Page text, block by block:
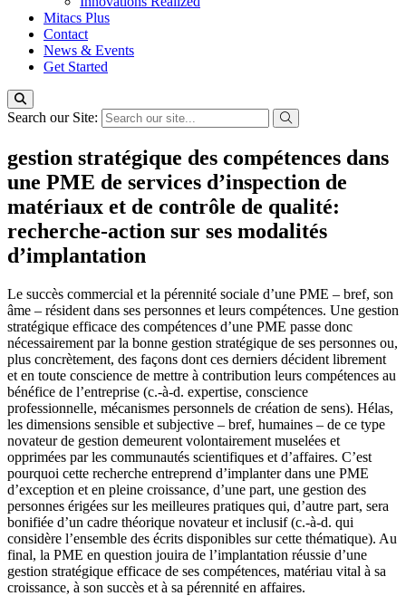
Mitacs Plus
Contact
News & Events
Get Started
Search our Site:
gestion stratégique des compétences dans
une PME de services d’inspection de
matériaux et de contrôle de qualité:
recherche-action sur ses modalités
d’implantation
Le succès commercial et la pérennité sociale d’une PME – bref, son
âme – résident dans ses personnes et leurs compétences. Une gestion
stratégique efficace des compétences d’une PME passe donc
nécessairement par la bonne gestion stratégique de ses personnes ou,
plus concrètement, des façons dont ces derniers décident librement
et en toute conscience de mettre à contribution leurs compétences au
bénéfice de l’entreprise (c.-à-d. expertise, conscience
professionnelle, mécanismes personnels de création de sens). Hélas,
les dimensions sensible et subjective – bref, humaines – de ce type
novateur de gestion demeurent volontairement muselées et
opprimées par les communautés scientifiques et d’affaires. C’est
pourquoi cette recherche entreprend d’implanter dans une PME
d’exception et en pleine croissance, d’une part, une gestion des
personnes érigées sur les meilleures pratiques qui, d’autre part, sera
bonifiée d’un cadre théorique novateur et inclusif (c.-à-d. qui
considère l’ensemble des écrits disponibles sur cette thématique). Au
final, la PME en question jouira de l’implantation réussie d’une
gestion stratégique efficace de ses compétences, matériau vital à sa
croissance, à son succès et à sa pérennité en affaires.